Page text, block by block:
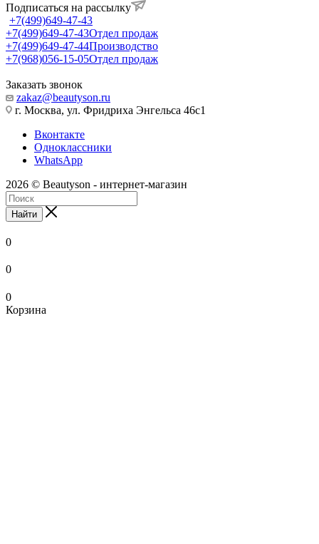
Подписаться на рассылку
+7(499)649-47-43
+7(499)649-47-43Отдел продаж
+7(499)649-47-44Производство
+7(968)056-15-05Отдел продаж
Заказать звонок
zakaz@beautyson.ru
г. Москва, ул. Фридриха Энгельса 46с1
Вконтакте
Одноклассники
WhatsApp
2026 © Beautyson - интернет-магазин
Найти
0
0
0
Корзина